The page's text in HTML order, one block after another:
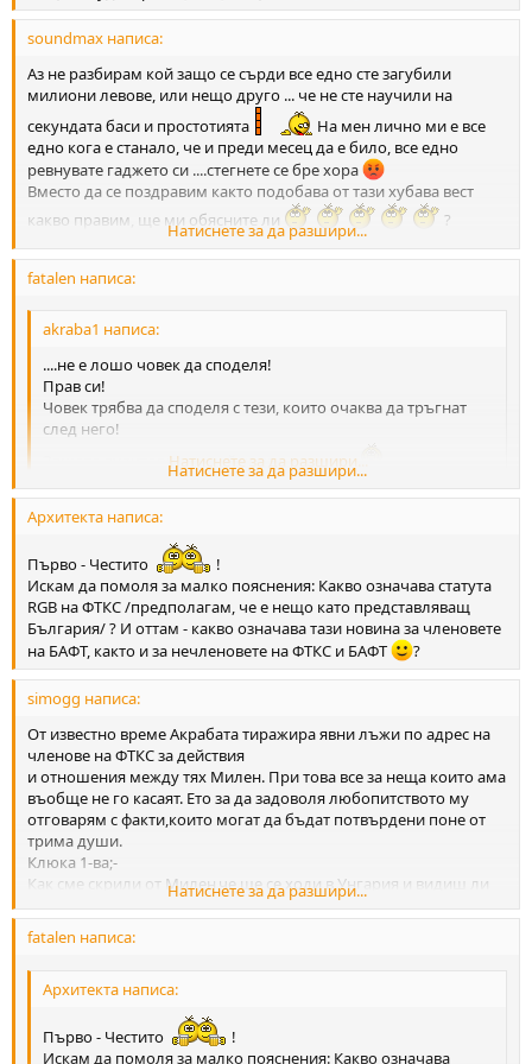
soundmax написа:
Аз не разбирам кой защо се сърди все едно сте загубили
милиони левове, или нещо друго ... че не сте научили на
секундата баси и простотията
На мен лично ми е все
едно кога е станало, че и преди месец да е било, все едно
ревнувате гаджето си ....стегнете се бре хора
Вместо да се поздравим както подобава от тази хубава вест
какво правим, ще ми обясните ли
?
И все пак.....
Браво за усилията които са направили хората за да стане това
спорт, това би трябвало да е повод за радост (а не за кавга)
Натиснете за да разшири...
fatalen написа:
akraba1 написа:
....не е лошо човек да споделя!
Прав си!
Човек трябва да споделя с тези, които очаква да тръгнат
след него!
Защото аудиторията, май, нищо не знае
Натиснете за да разшири...
Като се науча да гледам на боб, за да мога на лятната си
почивка да си проверя мейла преди други хора ще те уведомя
първо, официално и само теб.
Натиснете за да разшири...
Архитекта написа:
Първо - Честито
!
Искам да помоля за малко пояснения: Какво означава статута
RGB на ФТКС /предполагам, че е нещо като представляващ
България/ ? И оттам - какво означава тази новина за членовете
на БАФТ, както и за нечленовете на ФТКС и БАФТ
?
simogg написа:
От известно време Акрабата тиражира явни лъжи по адрес на
членове на ФТКС за действия
и отношения между тях Милен. При това все за неща които ама
въобще не го касаят. Ето за да задоволя любопитството му
отговарям с факти,които могат да бъдат потвърдени поне от
трима души.
Клюка 1-ва;-
Как сме скрили от Милен,че ще се ходи в Унгария и видиш ли
каква конспирация спрямо него е
Отговор.
Поканата за гостуванетов Унгария получихме от Ласло Бекеш
на състезанието в Полша .На въпроса към Милен дали ще
дойде с нас той отговори,че две мероприятя толкова близо
едно до друго са му в повече. Този въпрос Акрабата го
повдигна и в другия форум, но за съжаление там Милен
Натиснете за да разшири...
fatalen написа:
Архитекта написа:
Първо - Честито
!
Искам да помоля за малко пояснения: Какво означава